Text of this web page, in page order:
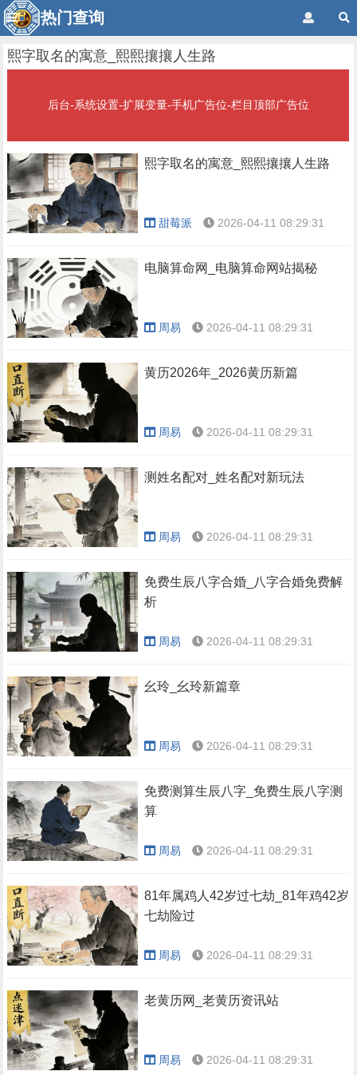
热门查询
熙字取名的寓意_熙熙攘攘人生路
后台-系统设置-扩展变量-手机广告位-栏目顶部广告位
熙字取名的寓意_熙熙攘攘人生路
甜莓派 2026-04-11 08:29:31
电脑算命网_电脑算命网站揭秘
周易 2026-04-11 08:29:31
黄历2026年_2026黄历新篇
周易 2026-04-11 08:29:31
测姓名配对_姓名配对新玩法
周易 2026-04-11 08:29:31
免费生辰八字合婚_八字合婚免费解
析
周易 2026-04-11 08:29:31
幺玲_幺玲新篇章
周易 2026-04-11 08:29:31
免费测算生辰八字_免费生辰八字测
算
周易 2026-04-11 08:29:31
81年属鸡人42岁过七劫_81年鸡42岁
七劫险过
周易 2026-04-11 08:29:31
老黄历网_老黄历资讯站
周易 2026-04-11 08:29:31